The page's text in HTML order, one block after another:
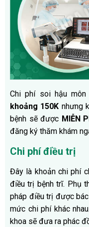
Chi phí soi hậu
khoảng 150K nhưng
bệnh sẽ được MIỄN
đăng ký thăm khám
Chi phí điều trị
Đây là khoản chi phí
điều trị bệnh trĩ. Phụ
pháp điều trị được
mức chi phí khác
khoa sẽ đưa ra phác